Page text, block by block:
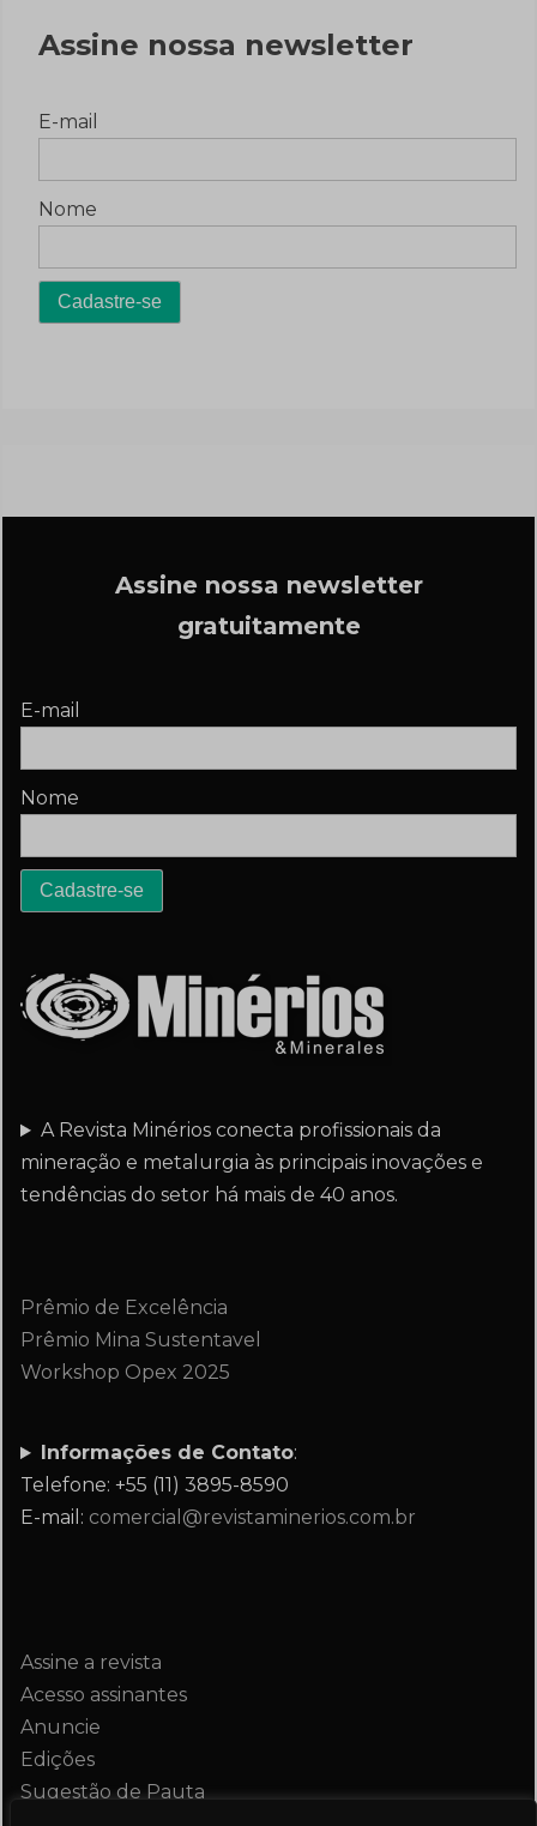
Assine nossa newsletter
E-mail
Nome
Assine nossa newsletter
gratuitamente
E-mail
Nome
A Revista Minérios conecta profissionais da
mineração e metalurgia às principais inovações e
tendências do setor há mais de 40 anos.
Prêmio de Excelência
Prêmio Mina Sustentavel
Workshop Opex 2025
Informações de Contato:
Telefone: +55 (11) 3895-8590
E-mail: comercial@revistaminerios.com.br
Assine a revista
Acesso assinantes
Anuncie
Edições
Sugestão de Pauta